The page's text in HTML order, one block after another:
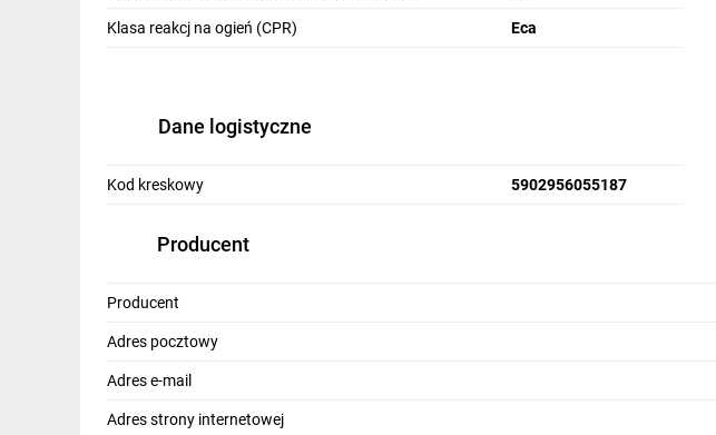
Klasa reakcj na ogień (CPR) Eca
Dane logistyczne
Kod kreskowy 5902956055187
Producent
Producent
Adres pocztowy
Adres e-mail
Adres strony internetowej